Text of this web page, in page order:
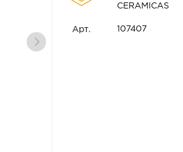
CERAMICAS
Арт. 107407